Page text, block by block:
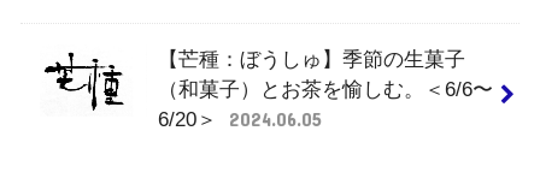
【芒種：ぼうしゅ】季節の生菓子
（和菓子）とお茶を愉しむ。＜6/6〜
6/20＞
2024.06.05